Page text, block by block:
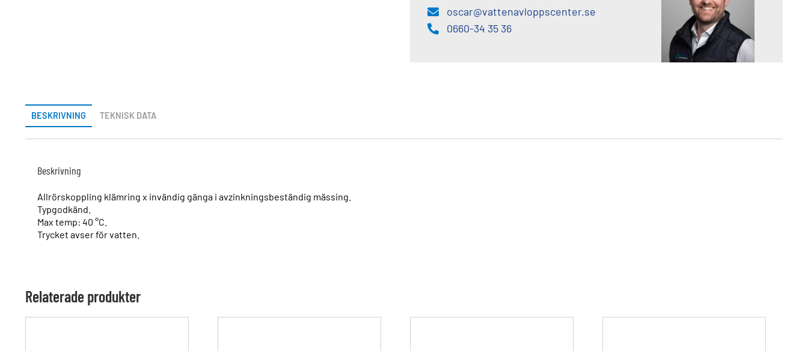
oscar@vattenavloppscenter.se
0660-34 35 36
BESKRIVNING TEKNISK DATA
Beskrivning
Allrörskoppling klämring x invändig gänga i avzinkningsbeständig mässing.
Typgodkänd.
Max temp: 40 °C.
Trycket avser för vatten.
Relaterade produkter